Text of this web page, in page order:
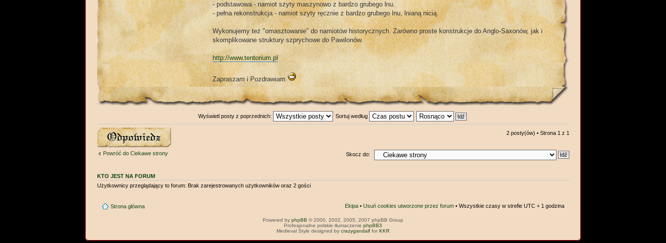
- podstawowa - namiot szyty maszynowo z bardzo grubego lnu.
- pełna rekonstrukcja - namiot szyty ręcznie z bardzo grubego lnu, lnianą nicią.
Wykonujemy też "omasztowanie" do namiotów historycznych. Zarówno proste konstrukcje do Anglo-Saxonów, jak i
skomplikowane struktury szprychowe do Pawilonów.
http://www.tentorium.pl
Zapraszam i Pozdrawiam
Wyświetl posty z poprzednich: Sortuj według
Wyślij odpowiedź 2 posty(ów) • Strona 1z 1
Powróć do Ciekawe strony Skocz do:
KTO JEST NA FORUM
Użytkownicy przeglądający to forum: Brak zarejestrowanych użytkowników oraz 2 gości
Strona główna Ekipa• Usuń cookies utworzone przez forum• Wszystkie czasy w strefie UTC + 1 godzina
Powered by phpBB © 2000, 2002, 2005, 2007 phpBB Group
Profesjonalne polskie tłumaczenie phpBB3
Medieval Style designed by crazygandalf for KKR